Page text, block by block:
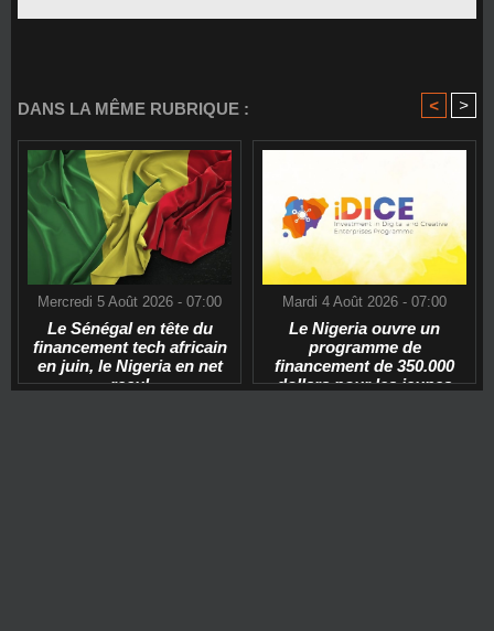
DANS LA MÊME RUBRIQUE : < >
Mercredi 5 Août 2026 - 07:00
Le Sénégal en tête du
financement tech africain
en juin, le Nigeria en net
recul
Mardi 4 Août 2026 - 07:00
Le Nigeria ouvre un
programme de
financement de 350.000
dollars pour les jeunes